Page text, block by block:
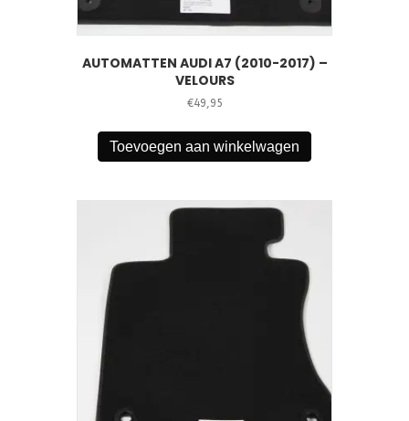
AUTOMATTEN AUDI A7 (2010-2017) –
VELOURS
€49,95
Toevoegen aan winkelwagen